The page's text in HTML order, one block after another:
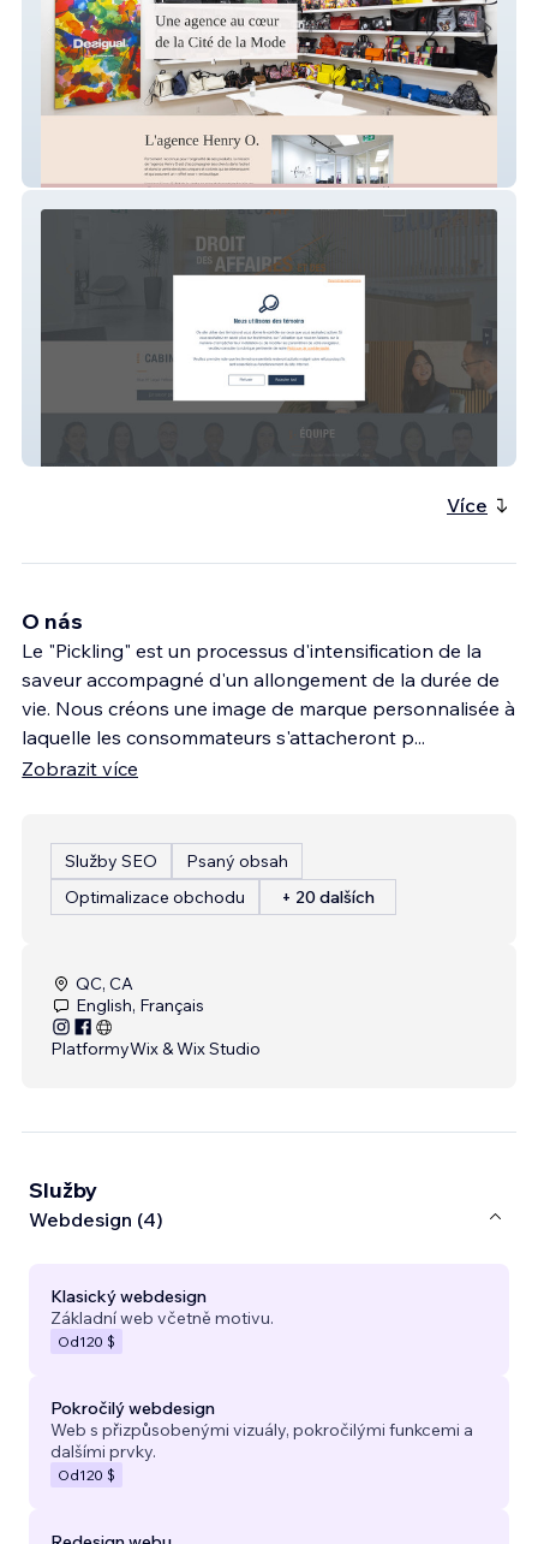
Více
O nás
Le "Pickling" est un processus d'intensification de la
saveur accompagné d'un allongement de la durée de
vie. Nous créons une image de marque personnalisée à
laquelle les consommateurs s'attacheront p...
Zobrazit více
Služby SEO
Psaný obsah
Optimalizace obchodu
+ 20 dalších
QC, CA
English, Français
PlatformyWix & Wix Studio
Služby
Webdesign (4)
Klasický webdesign
Základní web včetně motivu.
Od120 $
Pokročilý webdesign
Web s přizpůsobenými vizuály, pokročilými funkcemi a
dalšími prvky.
Od120 $